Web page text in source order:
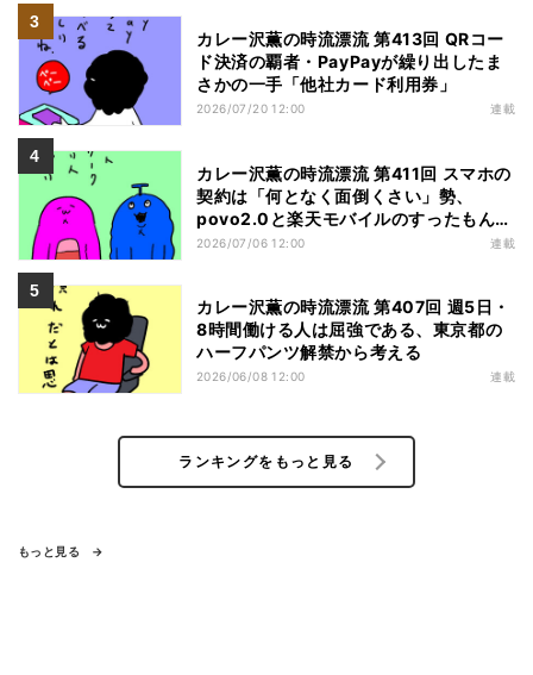
カレー沢薫の時流漂流 第413回 QRコー
ド決済の覇者・PayPayが繰り出したま
さかの一手「他社カード利用券」
2026/07/20 12:00 連載
カレー沢薫の時流漂流 第411回 スマホの
契約は「何となく面倒くさい」勢、
povo2.0と楽天モバイルのすったもんだ
を眺める
2026/07/06 12:00 連載
カレー沢薫の時流漂流 第407回 週5日・
8時間働ける人は屈強である、東京都の
ハーフパンツ解禁から考える
2026/06/08 12:00 連載
ランキングをもっと見る
もっと見る